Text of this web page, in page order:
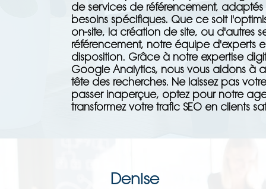
de services de référencement, adaptés
besoins spécifiques. Que ce soit
on-site, la création de site, ou d'autres
référencement, notre équipe d'experts
disposition. Grâce à notre expertise
Google Analytics, nous vous aidons à
tête des recherches. Ne laissez pas
passer inaperçue, optez pour notre
transformez votre trafic SEO en clients
Denise